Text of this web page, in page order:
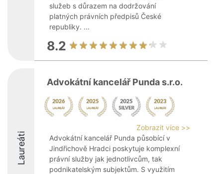
služeb s důrazem na dodržování
platných právních předpisů České
republiky. ...
8.2
Laureáti
Advokátní kancelář Punda s.r.o.
Zobrazit více >>
Advokátní kancelář Punda působící v
Jindřichově Hradci poskytuje komplexní
právní služby jak jednotlivcům, tak
podnikatelským subjektům. S využitím